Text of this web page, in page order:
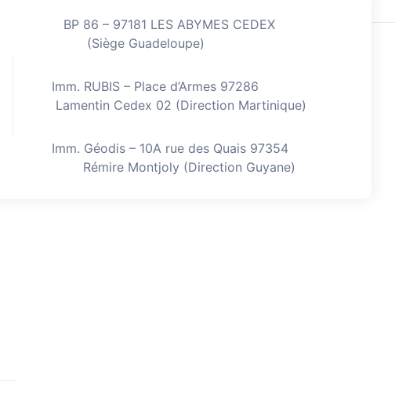
BP 86 – 97181 LES ABYMES CEDEX
(Siège Guadeloupe)
Imm. RUBIS – Place d’Armes 97286
Lamentin Cedex 02 (Direction Martinique)
Imm. Géodis – 10A rue des Quais 97354
Rémire Montjoly (Direction Guyane)